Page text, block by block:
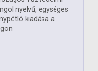
nyelvű, egységes
kiadása a